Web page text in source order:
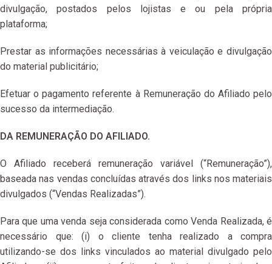
divulgação, postados pelos lojistas e ou pela própria
plataforma;
Prestar as informações necessárias à veiculação e divulgação
do material publicitário;
Efetuar o pagamento referente à Remuneração do Afiliado pelo
sucesso da intermediação.
DA REMUNERAÇÃO DO AFILIADO.
O Afiliado receberá remuneração variável (“Remuneração”),
baseada nas vendas concluídas através dos links nos materiais
divulgados (“Vendas Realizadas”).
Para que uma venda seja considerada como Venda Realizada, é
necessário que: (i) o cliente tenha realizado a compra
utilizando-se dos links vinculados ao material divulgado pelo